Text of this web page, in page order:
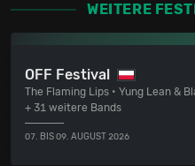
WEITERE
OFF Festival
The Flaming Lips • Yung Lean &
+ 31 weitere Bands
07. BIS 09. AUGUST 2026